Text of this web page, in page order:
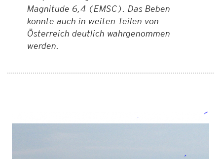
Magnitude 6,4 (EMSC). Das Beben
konnte auch in weiten Teilen von
Österreich deutlich wahrgenommen
werden.